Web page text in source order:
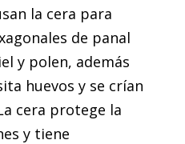
la cera para
de panal
y polen, además
huevos y se crían
cera protege la
y tiene